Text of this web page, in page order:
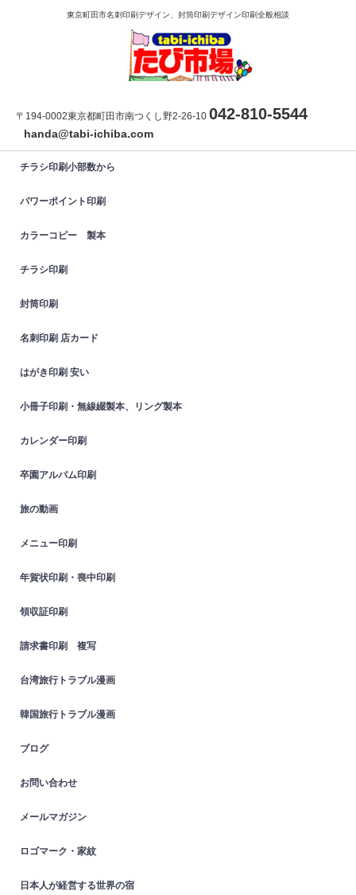
東京町田市名刺印刷デザイン、封筒印刷デザイン印刷全般相談
〒194-0002東京都町田市南つくし野2-26-10 042-810-5544
handa@tabi-ichiba.com
チラシ印刷小部数から
パワーポイント印刷
カラーコピー 製本
チラシ印刷
封筒印刷
名刺印刷 店カード
はがき印刷 安い
小冊子印刷・無線綴製本、リング製本
カレンダー印刷
卒園アルバム印刷
旅の動画
メニュー印刷
年賀状印刷・喪中印刷
領収証印刷
請求書印刷 複写
台湾旅行トラブル漫画
韓国旅行トラブル漫画
ブログ
お問い合わせ
メールマガジン
ロゴマーク・家紋
日本人が経営する世界の宿